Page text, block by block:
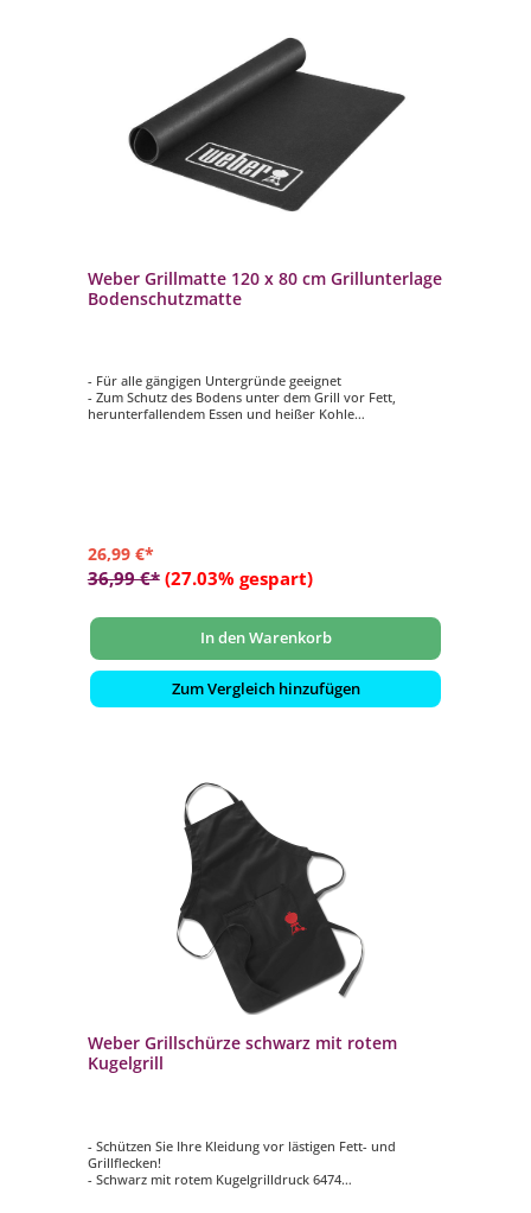
Weber Grillmatte 120 x 80 cm Grillunterlage
Bodenschutzmatte
- Für alle gängigen Untergründe geeignet
- Zum Schutz des Bodens unter dem Grill vor Fett,
herunterfallendem Essen und heißer Kohle
26,99 €*
36,99 €* (27.03% gespart)
In den Warenkorb
Zum Vergleich hinzufügen
Weber Grillschürze schwarz mit rotem
Kugelgrill
- Schützen Sie Ihre Kleidung vor lästigen Fett- und
Grillflecken!
- Schwarz mit rotem Kugelgrilldruck 6474